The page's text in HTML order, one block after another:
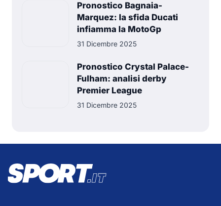
Pronostico Bagnaia-
Marquez: la sfida Ducati
infiamma la MotoGp
31 Dicembre 2025
Pronostico Crystal Palace-
Fulham: analisi derby
Premier League
31 Dicembre 2025